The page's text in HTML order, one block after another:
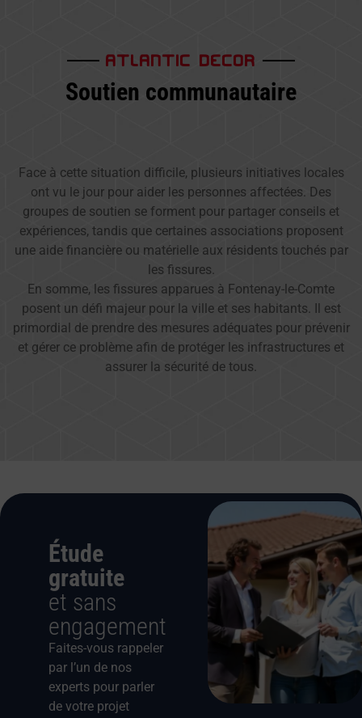
ATLANTIC DECOR
Soutien communautaire
Face à cette situation difficile, plusieurs initiatives locales
ont vu le jour pour aider les personnes affectées. Des
groupes de soutien se forment pour partager conseils et
expériences, tandis que certaines associations proposent
une aide financière ou matérielle aux résidents touchés par
les fissures.
En somme, les fissures apparues à Fontenay-le-Comte
posent un défi majeur pour la ville et ses habitants. Il est
primordial de prendre des mesures adéquates pour prévenir
et gérer ce problème afin de protéger les infrastructures et
assurer la sécurité de tous.
Étude
gratuite
et sans
engagement
Faites-vous rappeler
par l’un de nos
experts pour parler
de votre projet